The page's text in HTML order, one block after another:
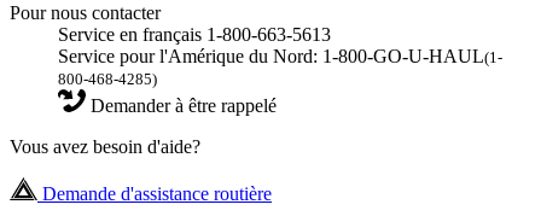
Pour nous contacter
Service en français 1-800-663-5613
Service pour l'Amérique du Nord: 1-800-GO-U-HAUL(1-
800-468-4285)
Demander à être rappelé
Vous avez besoin d'aide?
Demande d'assistance routière